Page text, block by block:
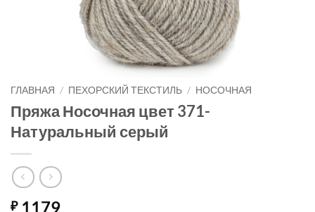
ГЛАВНАЯ / ПЕХОРСКИЙ ТЕКСТИЛЬ / НОСОЧНАЯ
Пряжа Носочная цвет 371-
Натуральный серый
₽1179